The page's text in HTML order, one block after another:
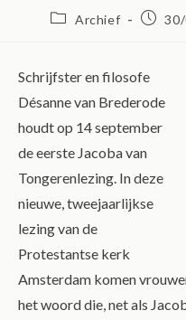
Archief
Schrijfster en filosofe
Désanne van Brederode
houdt op 14 september
de eerste Jacoba van
Tongerenlezing. In deze
nieuwe, tweejaarlijkse
lezing van de
Protestantse kerk
Amsterdam komen
het woord die, net als